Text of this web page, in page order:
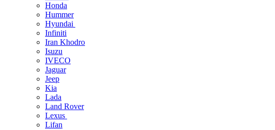
Honda
Hummer
Hyundai
Infiniti
Iran Khodro
Isuzu
IVECO
Jaguar
Jeep
Kia
Lada
Land Rover
Lexus
Lifan